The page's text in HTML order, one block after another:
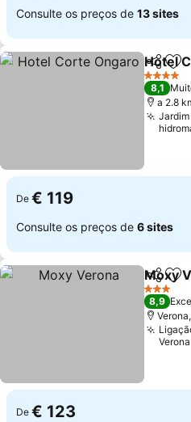
Consulte os preços de 13 sites
Partilhar
Hotel
4 Estrelas
8,1
a 2.8
De € 119
Consulte os preços de 6 sites
Partilhar
Moxy
3 Estrelas
8,9
Verona
De € 123